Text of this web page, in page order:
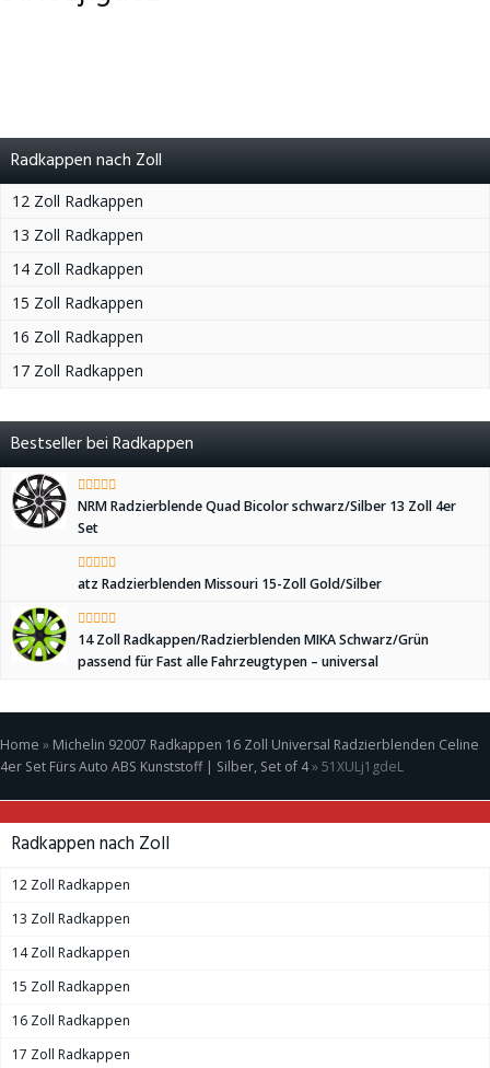
Radkappen nach Zoll
12 Zoll Radkappen
13 Zoll Radkappen
14 Zoll Radkappen
15 Zoll Radkappen
16 Zoll Radkappen
17 Zoll Radkappen
Bestseller bei Radkappen
NRM Radzierblende Quad Bicolor schwarz/Silber 13 Zoll 4er
Set
atz Radzierblenden Missouri 15-Zoll Gold/Silber
14 Zoll Radkappen/Radzierblenden MIKA Schwarz/Grün
passend für Fast alle Fahrzeugtypen – universal
Home » Michelin 92007 Radkappen 16 Zoll Universal Radzierblenden Celine
4er Set Fürs Auto ABS Kunststoff | Silber, Set of 4»51XULj1gdeL
Radkappen nach Zoll
12 Zoll Radkappen
13 Zoll Radkappen
14 Zoll Radkappen
15 Zoll Radkappen
16 Zoll Radkappen
17 Zoll Radkappen